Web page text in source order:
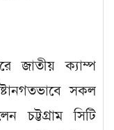
জাতীয় ক্যাম্প
সকল
চট্টগ্রাম সিটি